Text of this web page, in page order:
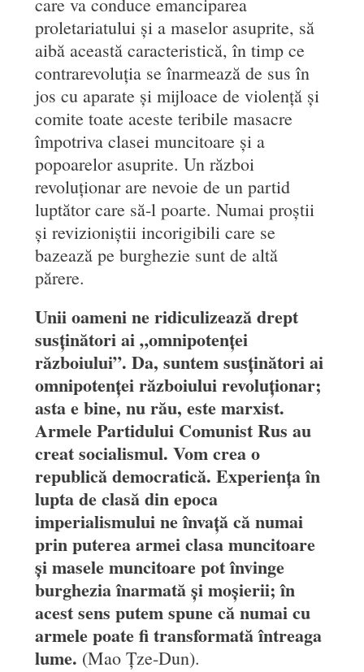
proletariatului și a maselor asuprite, să
aibă această caracteristică, în timp ce
contrarevoluția se înarmează de sus în
jos cu aparate și mijloace de violență și
comite toate aceste teribile masacre
împotriva clasei muncitoare și a
popoarelor asuprite. Un război
revoluționar are nevoie de un partid
luptător care să-l poarte. Numai proștii
și revizioniștii incorigibili care se
bazează pe burghezie sunt de altă
părere.
Unii oameni ne ridiculizează drept
susținători ai „omnipotenței
războiului”. Da, suntem susținători ai
omnipotenței războiului revoluționar;
asta e bine, nu rău, este marxist.
Armele Partidului Comunist Rus au
creat socialismul. Vom crea o
republică democratică. Experiența în
lupta de clasă din epoca
imperialismului ne învață că numai
prin puterea armei clasa muncitoare
și masele muncitoare pot învinge
burghezia înarmată și moșierii; în
acest sens putem spune că numai cu
armele poate fi transformată întreaga
lume. (Mao Țze-Dun).